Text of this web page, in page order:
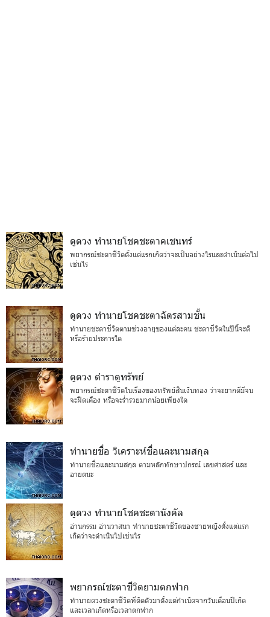
ดูดวง ทำนายโชคชะตาคเชนทร์
พยากรณ์ชะตาชีวิตตั้งแต่แรกเกิดว่าจะเป็นอย่างไรและดำเนินต่อไป
เช่นไร
ดูดวง ทำนายโชคชะตาฉัตรสามชั้น
ทำนายชะตาชีวิตตามช่วงอายุของแต่ละคน ชะตาชีวิตในปีนี้จะดี
หรือร้ายประการใด
ดูดวง ตำราดูทรัพย์
พยากรณ์ชะตาชีวิตในเรื่องของทรัพย์สินเงินทอง ว่าจะยากดีมีจน
จะฝืดเคือง หรือจะร่ำรวยมากน้อยเพียงใด
ทำนายชื่อ วิเคราะห์ชื่อและนามสกุล
ทำนายชื่อและนามสกุล ตามหลักทักษาปกรณ์ เลขศาสตร์ และ
อายตนะ
ดูดวง ทำนายโชคชะตานังคัล
อ่านกรรม อ่านวาสนา ทำนายชะตาชีวิตของชายหญิงตั้งแต่แรก
เกิดว่าจะดำเนินไปเช่นไร
พยากรณ์ชะตาชีวิตยามตกฟาก
ทำนายดวงชะตาชีวิตที่ติดตัวมาตั้งแต่กำเนิดจากวันเดือนปีเกิด
และเวลาเกิดหรือเวลาตกฟาก